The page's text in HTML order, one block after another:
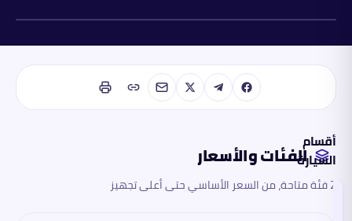
أقسام
السيارة
الفئات
الفئات والأسعار
2 فئة متاحة، من السعر الأساسي حتى أعلى تجهيز